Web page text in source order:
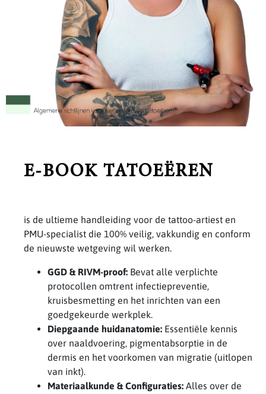
E-BOOK TATOEËREN
is de ultieme handleiding voor de tattoo-artiest en
PMU-specialist die 100% veilig, vakkundig en conform
de nieuwste wetgeving wil werken.
GGD & RIVM-proof: Bevat alle verplichte
protocollen omtrent infectiepreventie,
kruisbesmetting en het inrichten van een
goedgekeurde werkplek.
Diepgaande huidanatomie: Essentiële kennis
over naaldvoering, pigmentabsorptie in de
dermis en het voorkomen van migratie (uitlopen
van inkt).
Materiaalkunde & Configuraties: Alles over de